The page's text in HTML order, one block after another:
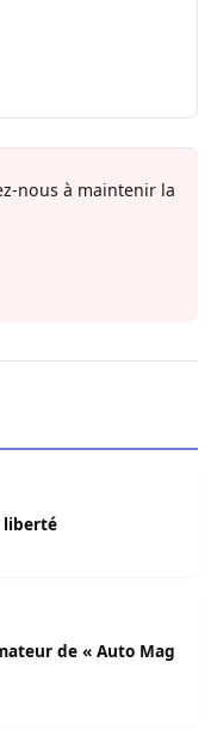
nous à maintenir la
liberté
de « Auto Mag